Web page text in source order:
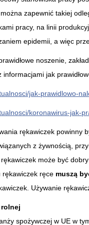
zapewnić takiej
pracy, na linii
epidemii, a więc
noszenie,
informacjami jak
jak-prawidlowo-
koronawirus-jak-
rękawiczek powinny
z żywnością,
może być
rękawiczek ręce muszą
Używanie
spożywczej w UE w